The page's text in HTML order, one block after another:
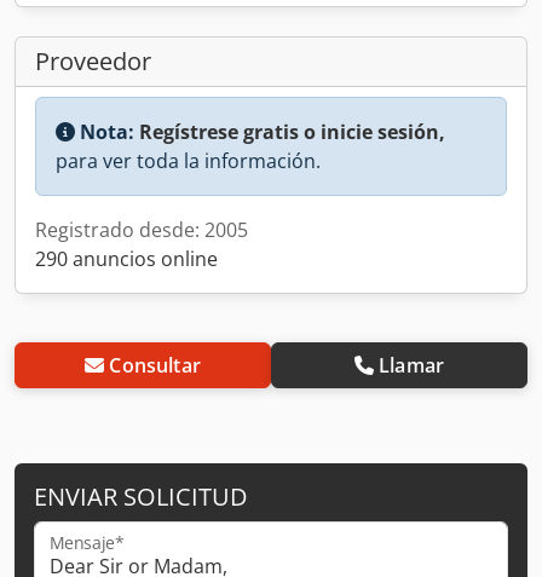
Proveedor
Nota: Regístrese gratis o inicie sesión,
para ver toda la información.
Registrado desde: 2005
290 anuncios online
Consultar Llamar
ENVIAR SOLICITUD
Mensaje*